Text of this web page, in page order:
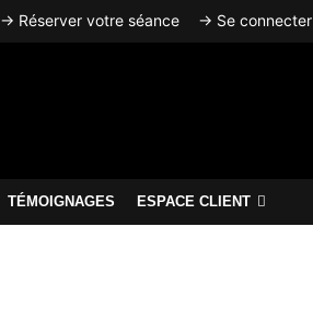
→ Réserver votre séance → Se connecter
TÉMOIGNAGES ESPACE CLIENT